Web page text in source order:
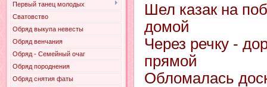
Первый танец молодых
Сватовство
Обряд выкупа невесты
Обряд венчания
Обряд - Семейный очаг
Обряд породнения
Обряд снятия фаты
Шел казак на
домой
Чеpез pечку -
пpямой
Обломалась